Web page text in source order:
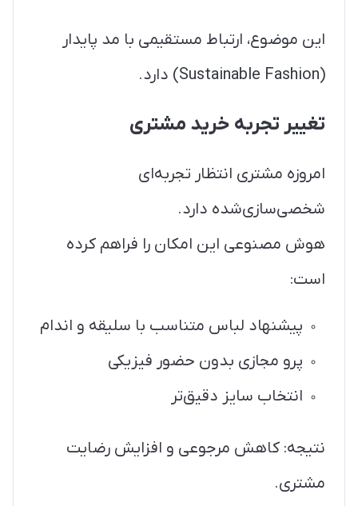
این موضوع، ارتباط مستقیمی با مد پایدار
(Sustainable Fashion) دارد.
تغییر تجربه خرید مشتری
امروزه مشتری انتظار تجربه‌ای
شخصی‌سازی‌شده دارد.
هوش مصنوعی این امکان را فراهم کرده
است:
پیشنهاد لباس متناسب با سلیقه و اندام
پرو مجازی بدون حضور فیزیکی
انتخاب سایز دقیق‌تر
نتیجه: کاهش مرجوعی و افزایش رضایت
مشتری.